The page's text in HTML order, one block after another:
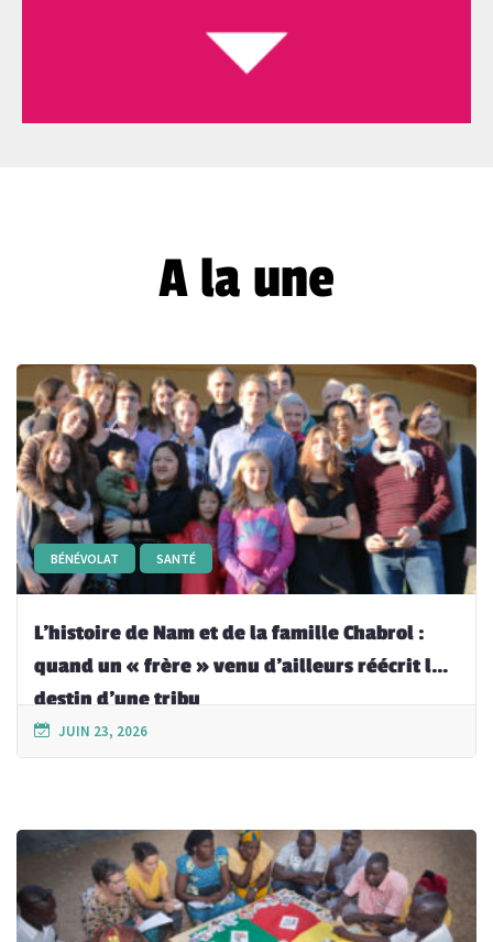
A la une
BÉNÉVOLAT SANTÉ
L’histoire de Nam et de la famille Chabrol :
quand un « frère » venu d’ailleurs réécrit le
destin d’une tribu
JUIN 23, 2026